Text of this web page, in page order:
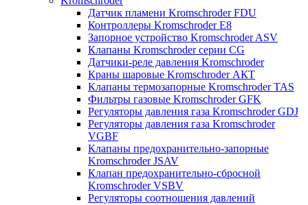
Датчик пламени Kromschroder FDU
Контроллеры Kromschroder E8
Запорное устройство Kromschroder ASV
Клапаны Kromschroder серии CG
Датчики-реле давления Kromschroder
Краны шаровые Kromschroder АКТ
Клапаны термозапорные Kromschroder TAS
Фильтры газовые Kromschroder GFK
Регуляторы давления газа Kromschroder GDJ
Регуляторы давления газа Kromschroder
VGBF
Клапаны предохранительно-запорные
Kromschroder JSAV
Клапан предохранительно-сбросной
Kromschroder VSBV
Регуляторы соотношения давлений